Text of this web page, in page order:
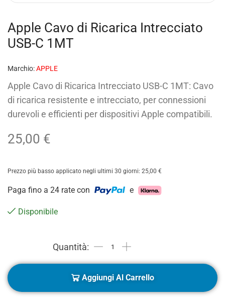
Apple Cavo di Ricarica Intrecciato
USB-C 1MT
Marchio:APPLE
Apple Cavo di Ricarica Intrecciato USB-C 1MT: Cavo
di ricarica resistente e intrecciato, per connessioni
durevoli e efficienti per dispositivi Apple compatibili.
25,00 €
Prezzo più basso applicato negli ultimi 30 giorni: 25,00 €
Paga fino a 24 rate con e
Disponibile
Aggiungi Al Carrello